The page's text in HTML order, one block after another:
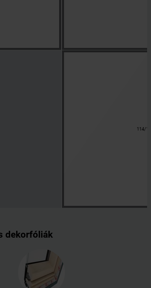
114/
dekorfóliák